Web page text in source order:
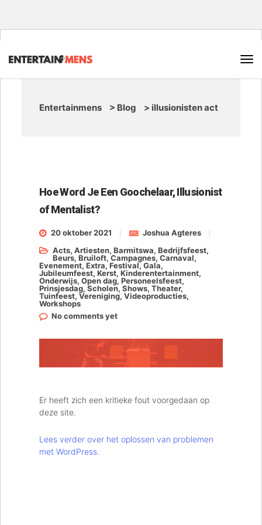
Entertainmens > Blog > illusionisten act
Hoe Word Je Een Goochelaar, Illusionist
of Mentalist?
20 oktober 2021
Joshua Agteres
Acts, Artiesten, Barmitswa, Bedrijfsfeest,
Beurs, Bruiloft,Campagnes, Carnaval,
Evenement, Extra,Festival, Gala,
Jubileumfeest, Kerst, Kinderentertainment,
Onderwijs, Open dag, Personeelsfeest,
Prinsjesdag, Scholen, Shows, Theater,
Tuinfeest, Vereniging, Videoproducties,
Workshops
No comments yet
Er heeft zich een kritieke fout voorgedaan op
deze site.
Lees verder over het oplossen van problemen
met WordPress.